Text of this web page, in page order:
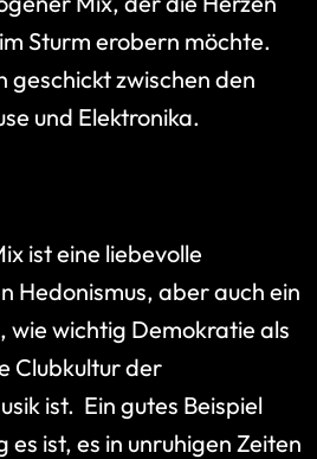
Sturm erobern möchte.
geschickt zwischen den
und Elektronika.
ist eine liebevolle
Hedonismus, aber auch ein
wie wichtig Demokratie als
Clubkultur der
ist. Ein gutes Beispiel
ist, es in unruhigen Zeiten